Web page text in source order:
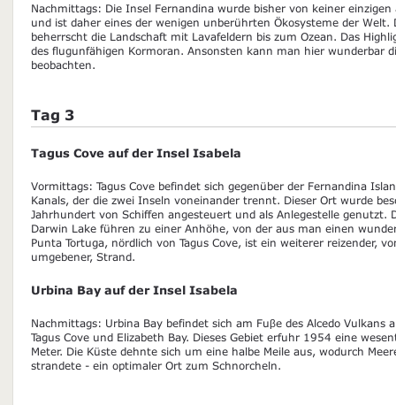
Nachmittags: Die Insel Fernandina wurde bisher von keiner einzigen
und ist daher eines der wenigen unberührten Ökosysteme der Welt.
beherrscht die Landschaft mit Lavafeldern bis zum Ozean. Das
des flugunfähigen Kormoran. Ansonsten kann man hier wunderbar
beobachten.
Tag 3
Tagus Cove auf der Insel Isabela
Vormittags: Tagus Cove befindet sich gegenüber der Fernandina
Kanals, der die zwei Inseln voneinander trennt. Dieser Ort wurde
Jahrhundert von Schiffen angesteuert und als Anlegestelle genutzt.
Darwin Lake führen zu einer Anhöhe, von der aus man einen
Punta Tortuga, nördlich von Tagus Cove, ist ein weiterer reizender,
umgebener, Strand.
Urbina Bay auf der Insel Isabela
Nachmittags: Urbina Bay befindet sich am Fuβe des Alcedo Vulkans
Tagus Cove und Elizabeth Bay. Dieses Gebiet erfuhr 1954 eine
Meter. Die Küste dehnte sich um eine halbe Meile aus, wodurch
strandete - ein optimaler Ort zum Schnorcheln.